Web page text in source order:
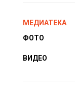
МЕДИАТЕКА
ФОТО
ВИДЕО